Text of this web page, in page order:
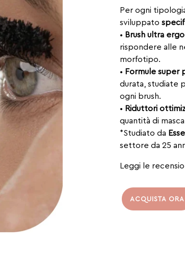
Per ogni
sviluppato
• Brush ultra
rispondere alle
morfotipo.
• Formule super
durata, studiate
ogni brush.
• Riduttori
quantità di
*Studiato da
settore da 25
Leggi le
ACQUISTA ORA